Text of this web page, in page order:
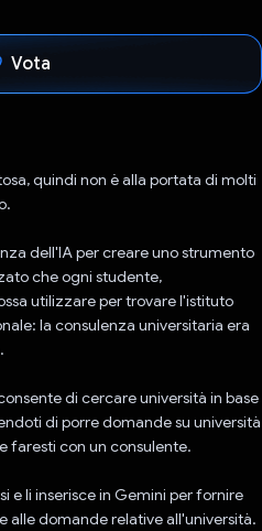
Vota
quindi non è alla portata di molti
dell'IA per creare uno strumento
che ogni studente,
utilizzare per trovare l'istituto
la consulenza universitaria era
di cercare università in base
di porre domande su università
faresti con un consulente.
e li inserisce in Gemini per fornire
alle domande relative all'università.